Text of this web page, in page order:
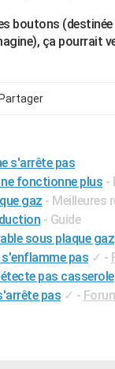
boutons
ça pourrait
Partager
s'arrête pas
fonctionne plus -
gaz - Meilleures
- Guide
sous plaque gaz
pas ✓ -
pas casserole
pas ✓ -